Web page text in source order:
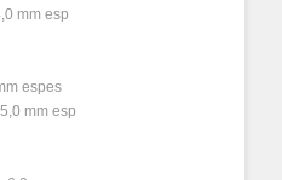
mm esp
espes
mm esp